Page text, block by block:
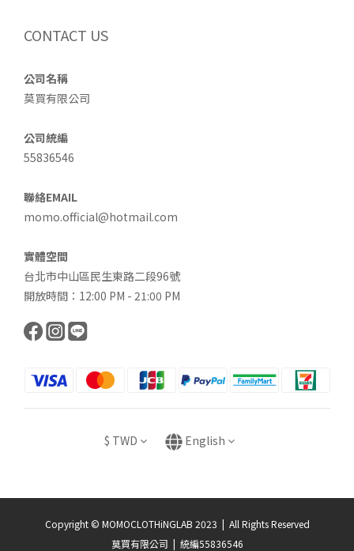
CONTACT US
公司名稱
莫買有限公司
公司統編
55836546
聯絡EMAIL
momo.official@hotmail.com
實體空間
台北市中山區民生東路二段96號
開放時間：12:00 PM - 21:00 PM
$ TWD English
Copyright © MOMOCLOTHiNGLAB 2023 | All Rights Reserved
莫買有限公司 | 統編55836546